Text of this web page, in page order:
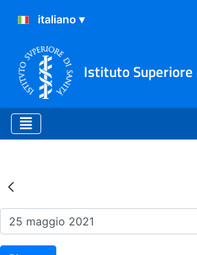
Istituto Superiore
Risultati della